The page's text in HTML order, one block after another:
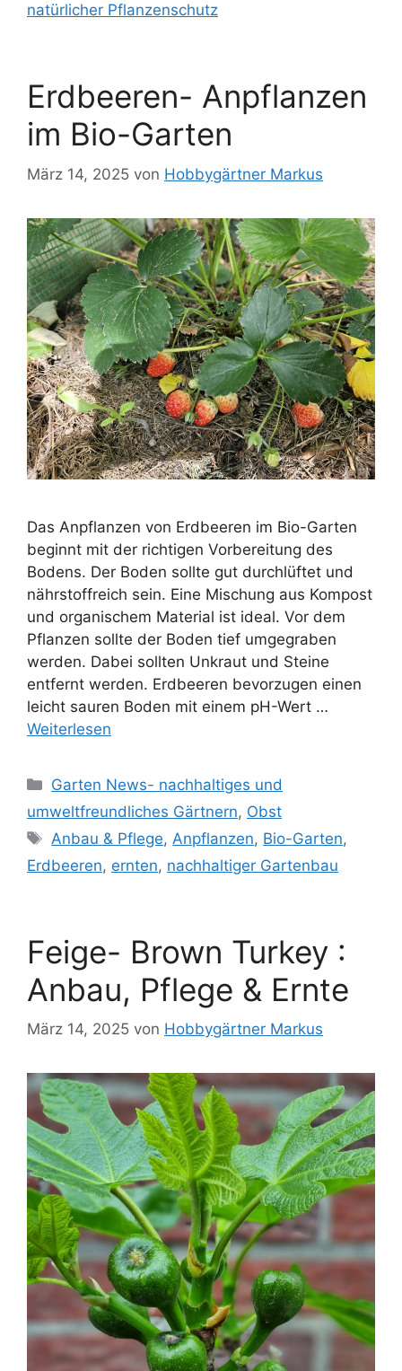
natürlicher Pflanzenschutz
Erdbeeren- Anpflanzen
im Bio-Garten
März 14, 2025 von Hobbygärtner Markus
Das Anpflanzen von Erdbeeren im Bio-Garten
beginnt mit der richtigen Vorbereitung des
Bodens. Der Boden sollte gut durchlüftet und
nährstoffreich sein. Eine Mischung aus Kompost
und organischem Material ist ideal. Vor dem
Pflanzen sollte der Boden tief umgegraben
werden. Dabei sollten Unkraut und Steine
entfernt werden. Erdbeeren bevorzugen einen
leicht sauren Boden mit einem pH-Wert …
Weiterlesen
Kategorien
Garten News- nachhaltiges und
umweltfreundliches Gärtnern, Obst
Schlagwörter
Anbau & Pflege, Anpflanzen, Bio-Garten,
Erdbeeren, ernten, nachhaltiger Gartenbau
Feige- Brown Turkey :
Anbau, Pflege & Ernte
März 14, 2025 von Hobbygärtner Markus